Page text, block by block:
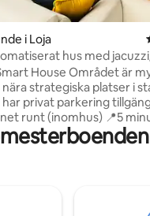
betyg, 99
i Loja
hus med
House Området är
strategiska platser i
har privat parkering
runt (inomhus) 📍5
Terrestre 📍6
📍3 minuter från teatern Rustikt